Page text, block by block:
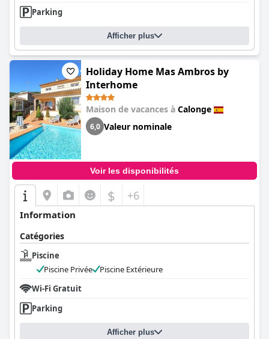
Parking
Afficher plus
Holiday Home Mas Ambros by
Interhome
Maison de vacances à Calonge
6,0 Valeur nominale
Voir les disponibilités
$ +6
Information
Catégories
Piscine
Piscine Privée
Piscine Extérieure
Wi-Fi Gratuit
Parking
Afficher plus